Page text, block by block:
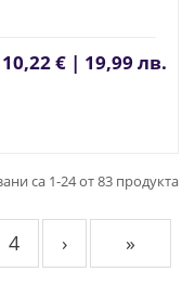
10,22 € | 19,99 лв.
са 1-24 от 83 продукта
4 › »